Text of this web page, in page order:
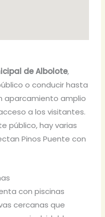
de Albolote,
o conducir hasta
aparcamiento amplio
a los visitantes.
público, hay varias
Pinos Puente con
con piscinas
cercanas que